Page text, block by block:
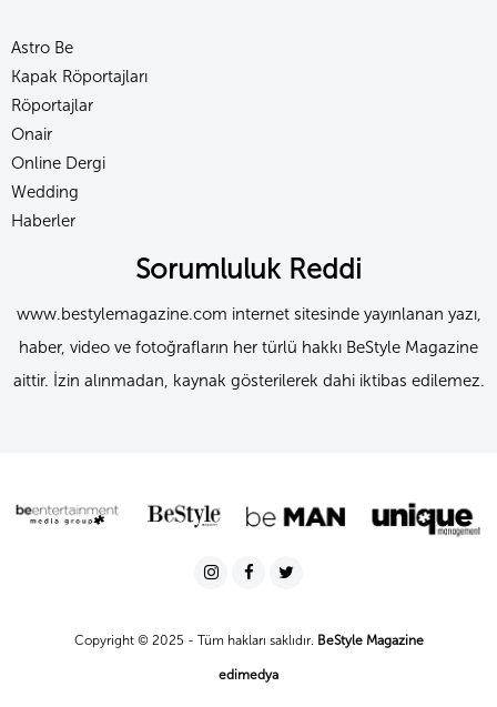
Astro Be
Kapak Röportajları
Röportajlar
Onair
Online Dergi
Wedding
Haberler
Sorumluluk Reddi
www.bestylemagazine.com internet sitesinde yayınlanan yazı,
haber, video ve fotoğrafların her türlü hakkı BeStyle Magazine
aittir. İzin alınmadan, kaynak gösterilerek dahi iktibas edilemez.
Copyright © 2025 - Tüm hakları saklıdır. BeStyle Magazine
edimedya